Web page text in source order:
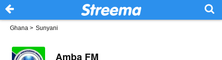
Ghana > Sunyani
Amba FM